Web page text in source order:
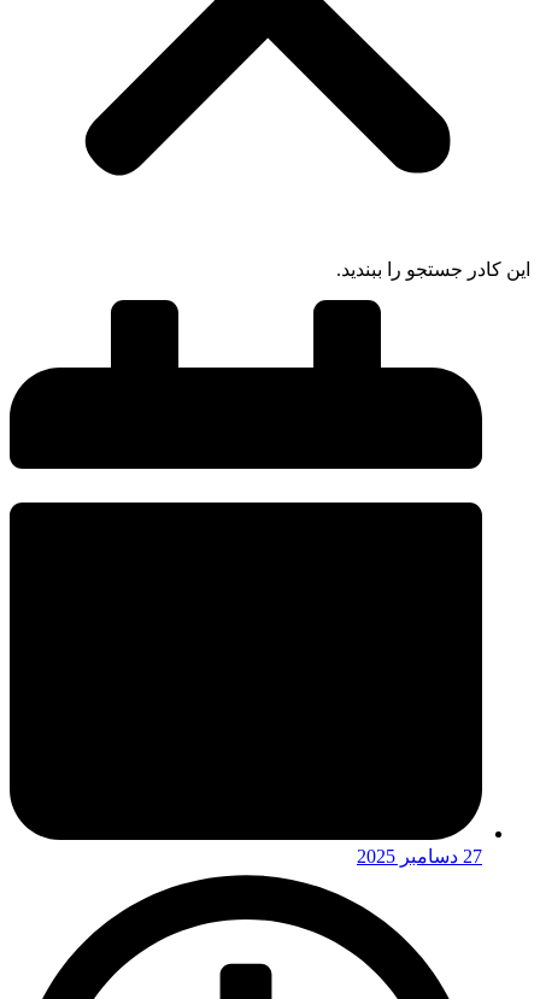
جستجو را ببندید.